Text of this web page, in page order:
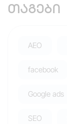
თაგები
AEO
facebook
Google ads
SEO